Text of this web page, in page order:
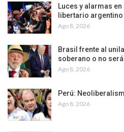
Luces y alarmas
libertario argentino
Ago 8, 2026
Brasil frente al
soberano o no
Ago 8, 2026
Perú:
Ago 8, 2026